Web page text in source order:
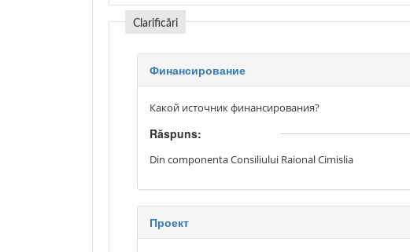
Clarificări
Финансирование
Какой источник финансирования?
Răspuns:
Din componenta Consiliului Raional Cimislia
Проект